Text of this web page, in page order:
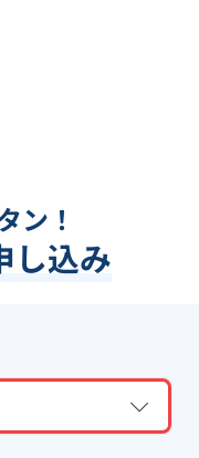
ン！
し込み